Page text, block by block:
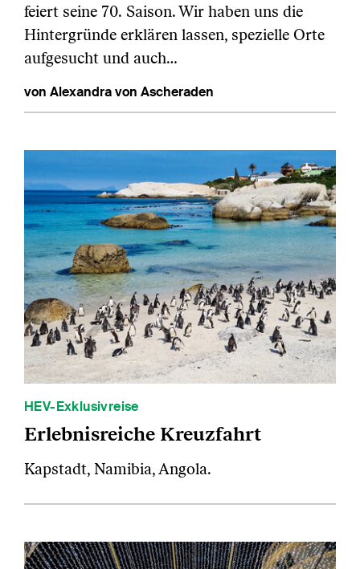
feiert seine 70. Saison. Wir haben uns die
Hintergründe erklären lassen, spezielle Orte
aufgesucht und auch…
von Alexandra von Ascheraden
HEV-Exklusivreise
Erlebnisreiche Kreuzfahrt
Kapstadt, Namibia, Angola.